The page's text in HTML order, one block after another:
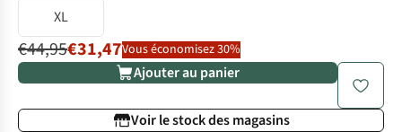
XL
€44,95€31,47Vous économisez 30%
Ajouter au panier
Voir le stock des magasins